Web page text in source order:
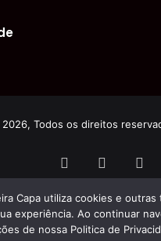
Todos os direitos
FacebookYouTube
Capa utiliza cookies e outras
experiência. Ao continuar
de nossa Politica de